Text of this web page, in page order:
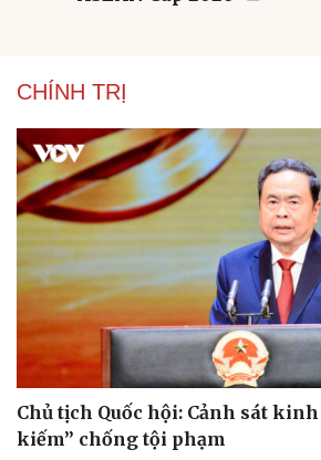
CHÍNH TRỊ
Chủ tịch Quốc hội: Cảnh sát
kiếm” chống tội phạm